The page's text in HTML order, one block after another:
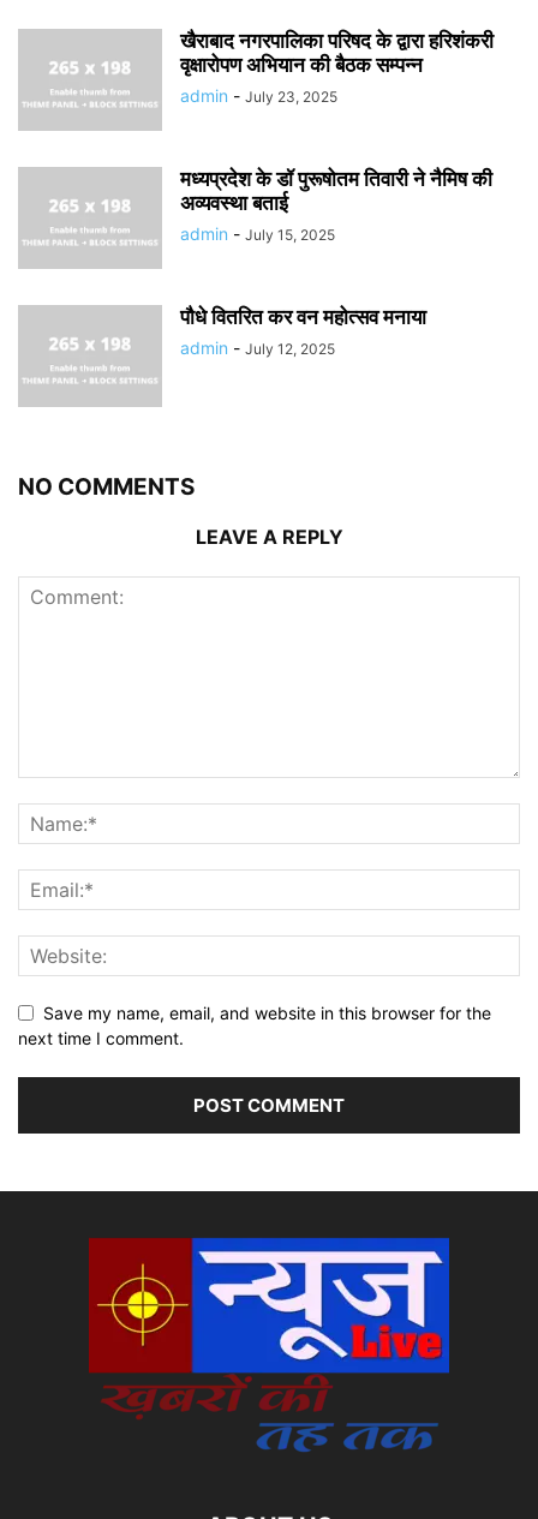
खैराबाद नगरपालिका परिषद के द्वारा हरिशंकरी
वृक्षारोपण अभियान की बैठक सम्पन्न
admin - July 23, 2025
मध्यप्रदेश के डॉ पुरूषोतम तिवारी ने नैमिष की
अव्यवस्था बताई
admin - July 15, 2025
पौधे वितरित कर वन महोत्सव मनाया
admin - July 12, 2025
NO COMMENTS
LEAVE A REPLY
Save my name, email, and website in this browser for the
next time I comment.